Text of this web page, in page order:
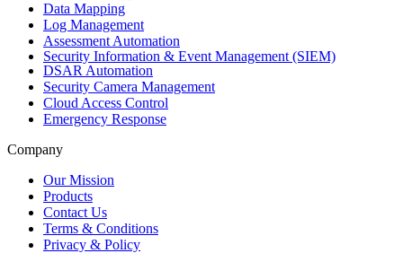
Data Mapping
Log Management
Assessment Automation
Security Information & Event Management (SIEM)
DSAR Automation
Security Camera Management
Cloud Access Control
Emergency Response
Company
Our Mission
Products
Contact Us
Terms & Conditions
Privacy & Policy